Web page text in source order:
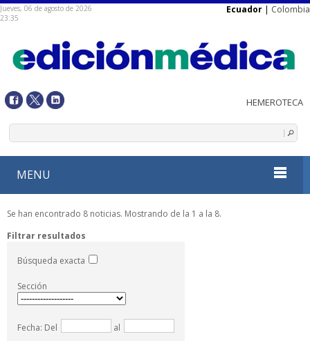
Jueves, 06 de agosto de 2026
23:35
Ecuador | Colombia
MENU
Se han encontrado 8 noticias. Mostrando de la 1 a la 8.
Filtrar resultados
Búsqueda exacta
Sección
Fecha: Del al